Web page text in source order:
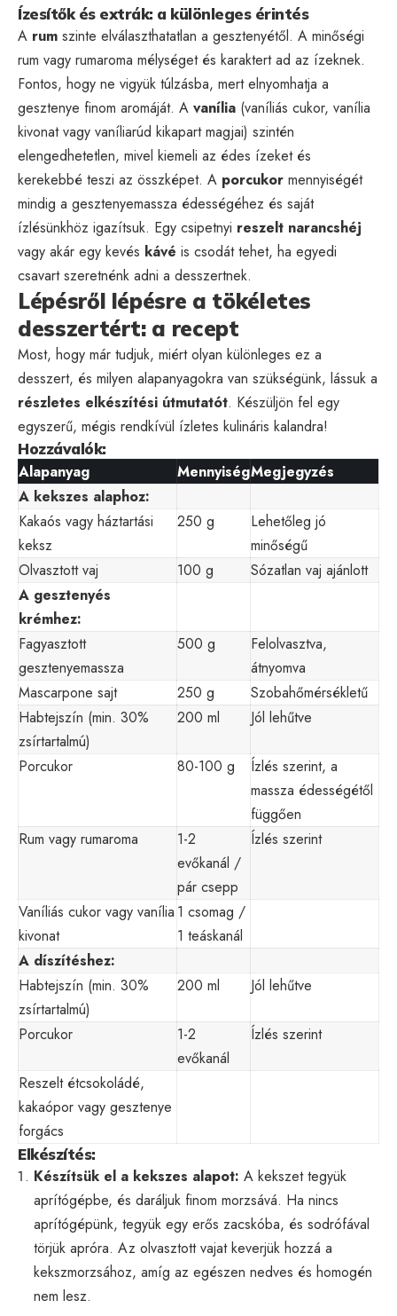
Ízesítők és extrák: a különleges érintés
A rum szinte elválaszthatatlan a gesztenyétől. A minőségi
rum vagy rumaroma mélységet és karaktert ad az ízeknek.
Fontos, hogy ne vigyük túlzásba, mert elnyomhatja a
gesztenye finom aromáját. A vanília (vaníliás cukor, vanília
kivonat vagy vaníliarúd kikapart magjai) szintén
elengedhetetlen, mivel kiemeli az édes ízeket és
kerekebbé teszi az összképet. A porcukor mennyiségét
mindig a gesztenyemassza édességéhez és saját
ízlésünkhöz igazítsuk. Egy csipetnyi reszelt narancshéj
vagy akár egy kevés kávé is csodát tehet, ha egyedi
csavart szeretnénk adni a desszertnek.
Lépésről lépésre a tökéletes
desszertért: a recept
Most, hogy már tudjuk, miért olyan különleges ez a
desszert, és milyen alapanyagokra van szükségünk, lássuk a
részletes elkészítési útmutatót. Készüljön fel egy
egyszerű, mégis rendkívül ízletes kulináris kalandra!
Hozzávalók:
Alapanyag MennyiségMegjegyzés
A kekszes alaphoz:
Kakaós vagy háztartási
keksz
250 g
Lehetőleg jó
minőségű
Olvasztott vaj
100 g
Sózatlan vaj ajánlott
A gesztenyés
krémhez:
Fagyasztott
gesztenyemassza
500 g
Felolvasztva,
átnyomva
Mascarpone sajt
250 g
Szobahőmérsékletű
Habtejszín (min. 30%
zsírtartalmú)
200 ml Jól lehűtve
Porcukor 80-100 g
Ízlés szerint, a
massza édességétől
függően
Rum vagy rumaroma
1-2
evőkanál /
pár csepp
Ízlés szerint
Vaníliás cukor vagy vanília
kivonat
1 csomag /
1 teáskanál
A díszítéshez:
Habtejszín (min. 30%
zsírtartalmú)
200 ml Jól lehűtve
Porcukor
1-2
evőkanál
Ízlés szerint
Reszelt étcsokoládé,
kakaópor vagy gesztenye
forgács
Elkészítés:
Készítsük el a kekszes alapot: A kekszet tegyük
aprítógépbe, és daráljuk finom morzsává. Ha nincs
aprítógépünk, tegyük egy erős zacskóba, és sodrófával
törjük apróra. Az olvasztott vajat keverjük hozzá a
kekszmorzsához, amíg az egészen nedves és homogén
nem lesz.